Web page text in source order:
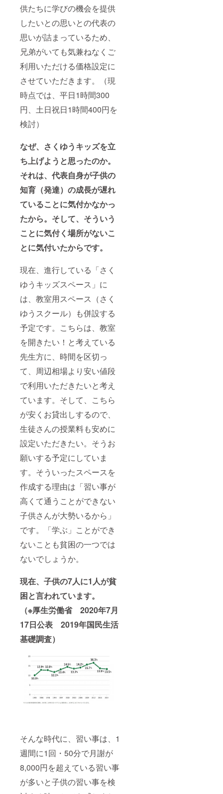
供たちに学びの機会を提供
したいとの思いとの代表の
思いが詰まっているため、
兄弟がいても気兼ねなくご
利用いただける価格設定に
させていただきます。（現
時点では、平日1時間300
円、土日祝日1時間400円を
検討）
なぜ、さくゆうキッズを立
ち上げようと思ったのか。
それは、代表自身が子供の
知育（発達）の成長が遅れ
ていることに気付かなかっ
たから。そして、そういう
ことに気付く場所がないこ
とに気付いたからです。
現在、進行している「さく
ゆうキッズスペース」に
は、教室用スペース（さく
ゆうスクール）も併設する
予定です。こちらは、教室
を開きたい！と考えている
先生方に、時間を区切っ
て、周辺相場より安い値段
で利用いただきたいと考え
ています。そして、こちら
が安くお貸出しするので、
生徒さんの授業料も安めに
設定いただきたい。そうお
願いする予定にしていま
す。そういったスペースを
作成する理由は「習い事が
高くて通うことができない
子供さんが大勢いるから」
です。「学ぶ」ことができ
ないことも貧困の一つでは
ないでしょうか。
現在、子供の7人に1人が貧
困と言われています。
（※厚生労働省 2020年7月
17日公表 2019年国民生活
基礎調査）
そんな時代に、習い事は、1
週間に1回・50分で月謝が
8,000円を超えている習い事
が多いと子供の習い事を検